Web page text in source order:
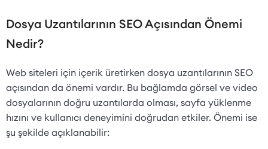
Dosya Uzantılarının SEO Açısından Önemi
Nedir?
Web siteleri için içerik üretirken dosya uzantılarının SEO
açısından da önemi vardır. Bu bağlamda görsel ve video
dosyalarının doğru uzantılarda olması, sayfa yüklenme
hızını ve kullanıcı deneyimini doğrudan etkiler. Önemi ise
şu şekilde açıklanabilir: